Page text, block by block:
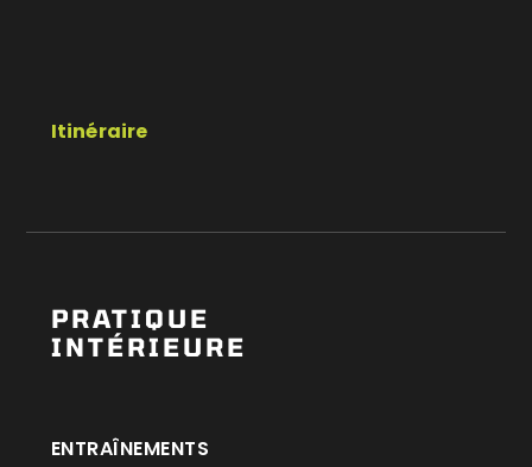
Itinéraire
PRATIQUE
INTÉRIEURE
ENTRAÎNEMENTS